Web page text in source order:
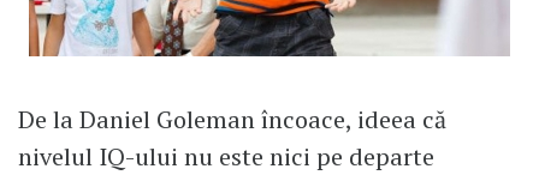
De la Daniel Goleman încoace, ideea că
nivelul IQ-ului nu este nici pe departe